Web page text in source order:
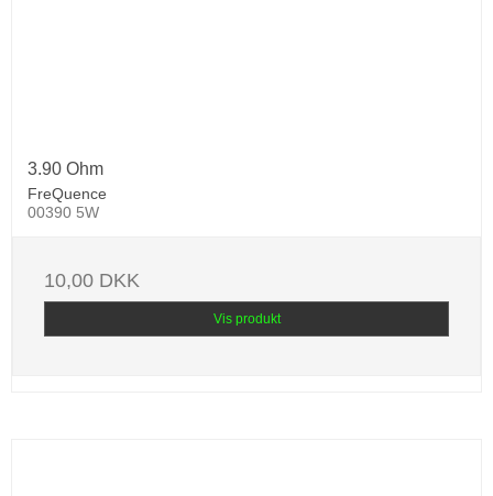
3.90 Ohm
FreQuence
00390 5W
10,00 DKK
Vis produkt